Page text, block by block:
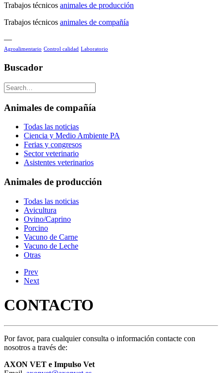
Trabajos técnicos animales de producción
Trabajos técnicos animales de compañía
—
Agroalimentario Control calidad Laboratorio
Buscador
Animales de compañía
Todas las noticias
Ciencia y Medio Ambiente PA
Ferias y congresos
Sector veterinario
Asistentes veterinarios
Animales de producción
Todas las noticias
Avicultura
Ovino/Caprino
Porcino
Vacuno de Carne
Vacuno de Leche
Otras
Prev
Next
CONTACTO
Por favor, para cualquier consulta o información contacte con
nosotros a través de:
AXON VET e Impulso Vet